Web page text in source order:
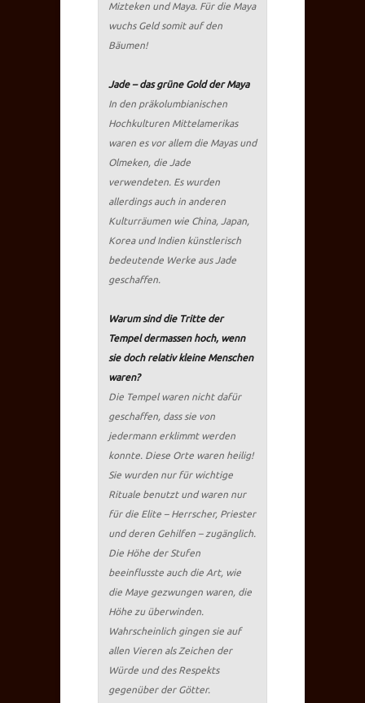
Mizteken und Maya. Für die Maya
wuchs Geld somit auf den
Bäumen!
Jade – das grüne Gold der Maya
In den präkolumbianischen
Hochkulturen Mittelamerikas
waren es vor allem die Mayas und
Olmeken, die Jade
verwendeten. Es wurden
allerdings auch in anderen
Kulturräumen wie China, Japan,
Korea und Indien künstlerisch
bedeutende Werke aus Jade
geschaffen.
Warum sind die Tritte der
Tempel dermassen hoch, wenn
sie doch relativ kleine Menschen
waren?
Die Tempel waren nicht dafür
geschaffen, dass sie von
jedermann erklimmt werden
konnte. Diese Orte waren heilig!
Sie wurden nur für wichtige
Rituale benutzt und waren nur
für die Elite – Herrscher, Priester
und deren Gehilfen – zugänglich.
Die Höhe der Stufen
beeinflusste auch die Art, wie
die Maye gezwungen waren, die
Höhe zu überwinden.
Wahrscheinlich gingen sie auf
allen Vieren als Zeichen der
Würde und des Respekts
gegenüber der Götter.